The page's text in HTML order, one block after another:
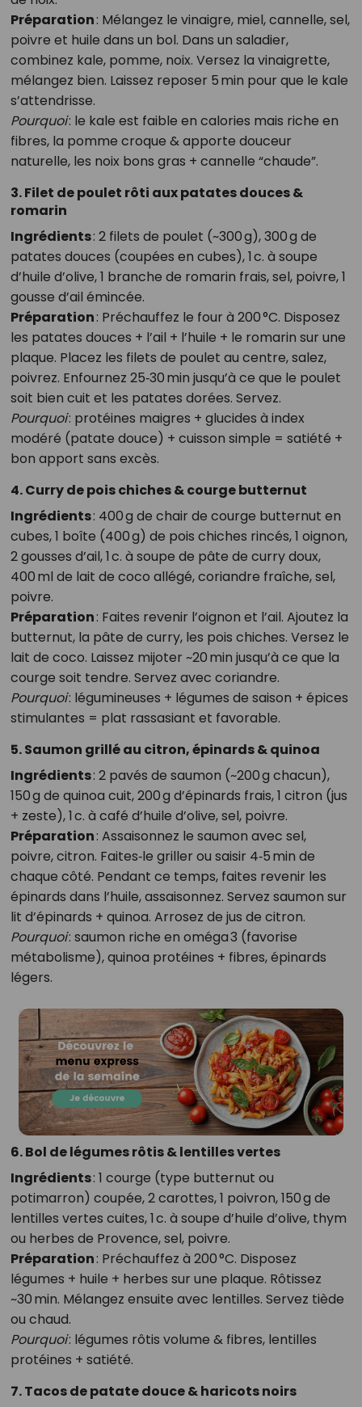
Préparation: Mélangez le vinaigre, miel, cannelle, sel,
poivre et huile dans un bol. Dans un saladier,
combinez kale, pomme, noix. Versez la vinaigrette,
mélangez bien. Laissez reposer 5 min pour que le kale
s’attendrisse.
Pourquoi: le kale est faible en calories mais riche en
fibres, la pomme croque & apporte douceur
naturelle, les noix bons gras + cannelle “chaude”.
3. Filet de poulet rôti aux patates douces &
romarin
Ingrédients: 2 filets de poulet (~300 g), 300 g de
patates douces (coupées en cubes), 1 c. à soupe
d’huile d’olive, 1 branche de romarin frais, sel, poivre, 1
gousse d’ail émincée.
Préparation: Préchauffez le four à 200 °C. Disposez
les patates douces + l’ail + l’huile + le romarin sur une
plaque. Placez les filets de poulet au centre, salez,
poivrez. Enfournez 25‑30 min jusqu’à ce que le poulet
soit bien cuit et les patates dorées. Servez.
Pourquoi: protéines maigres + glucides à index
modéré (patate douce) + cuisson simple = satiété +
bon apport sans excès.
4. Curry de pois chiches & courge butternut
Ingrédients: 400 g de chair de courge butternut en
cubes, 1 boîte (400 g) de pois chiches rincés, 1 oignon,
2 gousses d’ail, 1 c. à soupe de pâte de curry doux,
400 ml de lait de coco allégé, coriandre fraîche, sel,
poivre.
Préparation: Faites revenir l’oignon et l’ail. Ajoutez la
butternut, la pâte de curry, les pois chiches. Versez le
lait de coco. Laissez mijoter ~20 min jusqu’à ce que la
courge soit tendre. Servez avec coriandre.
Pourquoi: légumineuses + légumes de saison + épices
stimulantes = plat rassasiant et favorable.
5. Saumon grillé au citron, épinards & quinoa
Ingrédients: 2 pavés de saumon (~200 g chacun),
150 g de quinoa cuit, 200 g d’épinards frais, 1 citron (jus
+ zeste), 1 c. à café d’huile d’olive, sel, poivre.
Préparation: Assaisonnez le saumon avec sel,
poivre, citron. Faites‑le griller ou saisir 4‑5 min de
chaque côté. Pendant ce temps, faites revenir les
épinards dans l’huile, assaisonnez. Servez saumon sur
lit d’épinards + quinoa. Arrosez de jus de citron.
Pourquoi: saumon riche en oméga 3 (favorise
métabolisme), quinoa protéines + fibres, épinards
légers.
6. Bol de légumes rôtis & lentilles vertes
Ingrédients: 1 courge (type butternut ou
potimarron) coupée, 2 carottes, 1 poivron, 150 g de
lentilles vertes cuites, 1 c. à soupe d’huile d’olive, thym
ou herbes de Provence, sel, poivre.
Préparation: Préchauffez à 200 °C. Disposez
légumes + huile + herbes sur une plaque. Rôtissez
~30 min. Mélangez ensuite avec lentilles. Servez tiède
ou chaud.
Pourquoi: légumes rôtis volume & fibres, lentilles
protéines + satiété.
7. Tacos de patate douce & haricots noirs